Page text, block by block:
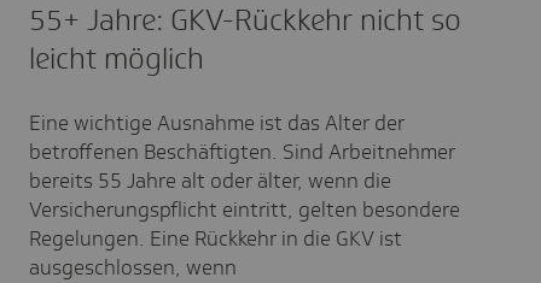
55+ Jahre: GKV-Rückkehr nicht so
leicht möglich
Eine wichtige Ausnahme ist das Alter der
betroffenen Beschäftigten. Sind Arbeitnehmer
bereits 55 Jahre alt oder älter, wenn die
Versicherungspflicht eintritt, gelten besondere
Regelungen. Eine Rückkehr in die GKV ist
ausgeschlossen, wenn